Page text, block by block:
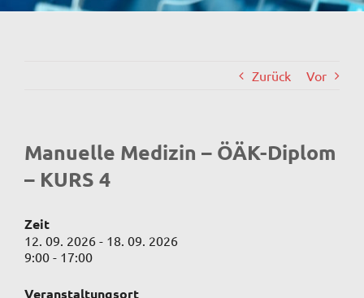
Zurück Vor
Manuelle Medizin – ÖÄK-Diplom
– KURS 4
Zeit
12. 09. 2026 - 18. 09. 2026
9:00 - 17:00
Veranstaltungsort